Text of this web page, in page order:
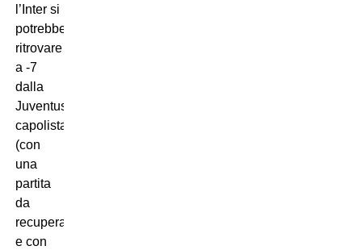
l’Inter si
potrebbe
ritrovare
a -7
dalla
Juventus
capolista
(con
una
partita
da
recuperare)
e con